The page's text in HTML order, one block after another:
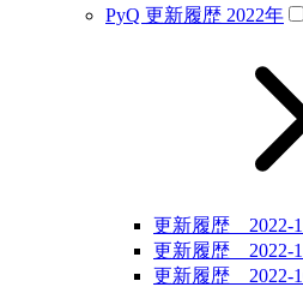
PyQ 更新履歴 2022年
更新履歴 2022-
更新履歴 2022-
更新履歴 2022-